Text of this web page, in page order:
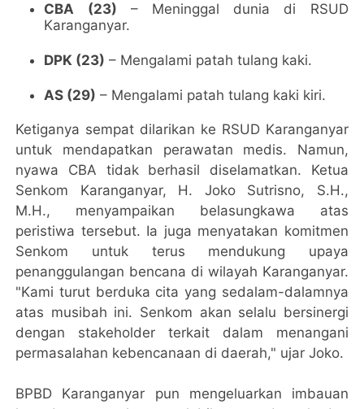
CBA (23) – Meninggal dunia di RSUD
Karanganyar.
DPK (23) – Mengalami patah tulang kaki.
AS (29) – Mengalami patah tulang kaki kiri.
Ketiganya sempat dilarikan ke RSUD Karanganyar
untuk mendapatkan perawatan medis. Namun,
nyawa CBA tidak berhasil diselamatkan. Ketua
Senkom Karanganyar, H. Joko Sutrisno, S.H.,
M.H., menyampaikan belasungkawa atas
peristiwa tersebut. Ia juga menyatakan komitmen
Senkom untuk terus mendukung upaya
penanggulangan bencana di wilayah Karanganyar.
"Kami turut berduka cita yang sedalam-dalamnya
atas musibah ini. Senkom akan selalu bersinergi
dengan stakeholder terkait dalam menangani
permasalahan kebencanaan di daerah," ujar Joko.
BPBD Karanganyar pun mengeluarkan imbauan